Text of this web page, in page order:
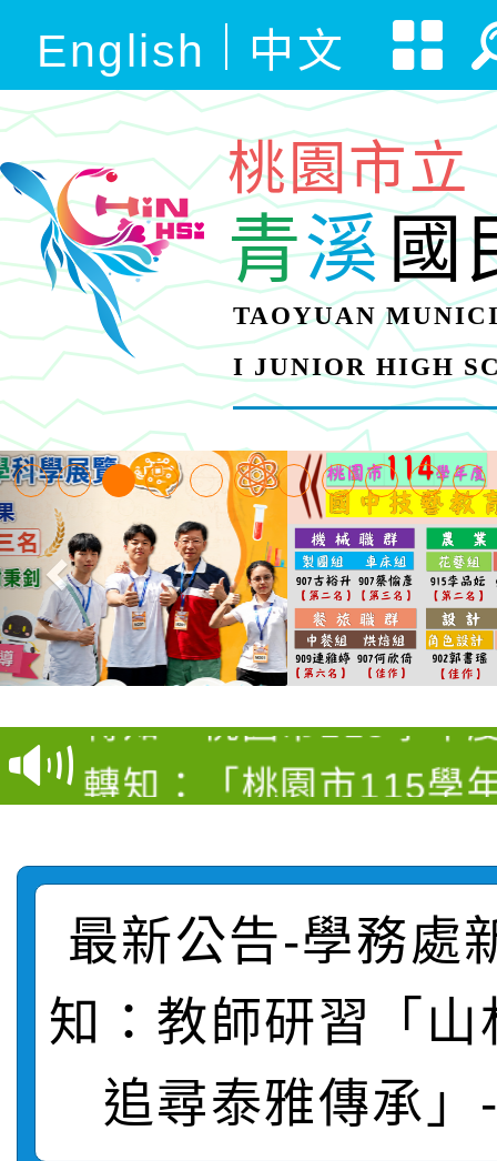
English 中文
桃園市立
青溪國
TAOYUAN
I JUNIOR HIGH
【甄選結果(第4招)】
學年度第1學期第9次代
【甄選結果(第12招)】
結果(第12招)
賽及師生本土語及新住
轉知：「桃園市115學
動辦法」
轉知臺中市政府政風處
城市手牽手，綠能透明
畫影片一案
轉知：「115學年度全
劇比賽實施要點」及修
表
轉知：桃園市115年度
敬師藝文競賽』實施計
【甄選結果(第11招)】
學年度第1學期第7次
【甄選結果(第3招)】
最新公告-學務處
知：教師研習「山
追尋泰雅傳承」